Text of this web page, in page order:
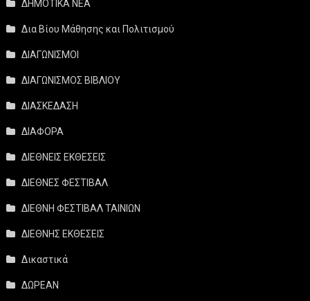
ΔΗΜΟΤΙΚΑ ΝΕΑ
Δια Βίου Μάθησης και Πολιτισμού
ΔΙΑΓΩΝΙΣΜΟΙ
ΔΙΑΓΩΝΙΣΜΟΣ ΒΙΒΛΙΟΥ
ΔΙΑΣΚΕΔΑΣΗ
ΔΙΑΦΟΡΑ
ΔΙΕΘΝΕΙΣ ΕΚΘΕΣΕΙΣ
ΔΙΕΘΝΕΣ ΦΕΣΤΙΒΑΛ
ΔΙΕΘΝΗ ΦΕΣΤΙΒΑΛ ΤΑΙΝΙΩΝ
ΔΙΕΘΝΗΣ ΕΚΘΕΣΕΙΣ
Δικαστικά
ΔΩΡΕΑΝ